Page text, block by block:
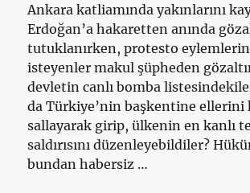
Ankara katliamında yakınlarını
Erdoğan’a hakaretten anında
tutuklanırken, protesto
isteyenler makul şüpheden
devletin canlı bomba
da Türkiye’nin başkentine ellerini
sallayarak girip, ülkenin en kanlı
saldırısını düzenleyebildiler?
bundan habersiz …